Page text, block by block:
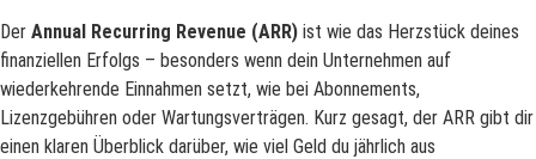
Der Annual Recurring Revenue (ARR) ist wie das Herzstück deines
finanziellen Erfolgs – besonders wenn dein Unternehmen auf
wiederkehrende Einnahmen setzt, wie bei Abonnements,
Lizenzgebühren oder Wartungsverträgen. Kurz gesagt, der ARR gibt dir
einen klaren Überblick darüber, wie viel Geld du jährlich aus